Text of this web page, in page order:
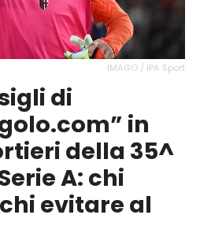
IMAGO / IPA Sport
di
in
della 35^
A: chi
evitare al